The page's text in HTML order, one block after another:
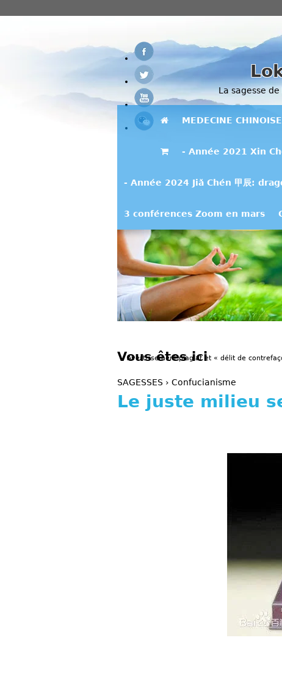
La sagesse
MEDECINE CHINOISE
- Année 2021 Xin
- Année 2024 Jiǎ Chén 甲辰:
3 conférences Zoom en mars
Vous êtes ici
SAGESSES › Confucianisme
Le juste milieu
Avertissement plagiat et « délit de